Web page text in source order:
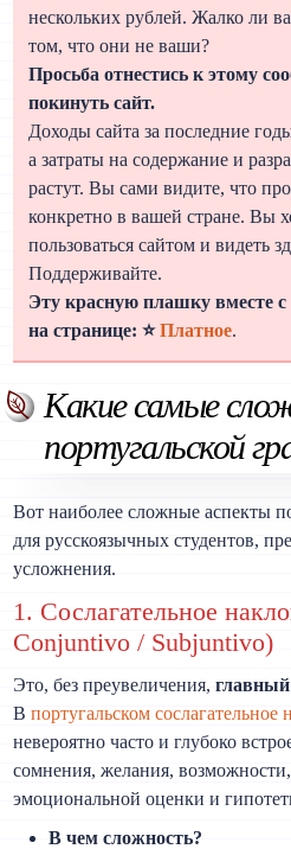
нескольких рублей. Жалко ли
том, что они не ваши?
Просьба отнестись к этому
покинуть сайт.
Доходы сайта за последние
а затраты на содержание и
растут. Вы сами видите, что
конкретно в вашей стране. Вы
пользоваться сайтом и видеть
Поддерживайте.
Эту красную плашку вместе
на странице: ⭐Платное.
Какие самые
португальской
Вот наиболее сложные аспекты
для русскоязычных студентов,
усложнения.
1. Сослагательное
Conjuntivo / Subjuntivo)
Это, без преувеличения,
Впортугальском сослагательное
невероятно часто и глубоко
сомнения, желания,
эмоциональной оценки и
В чем сложность?